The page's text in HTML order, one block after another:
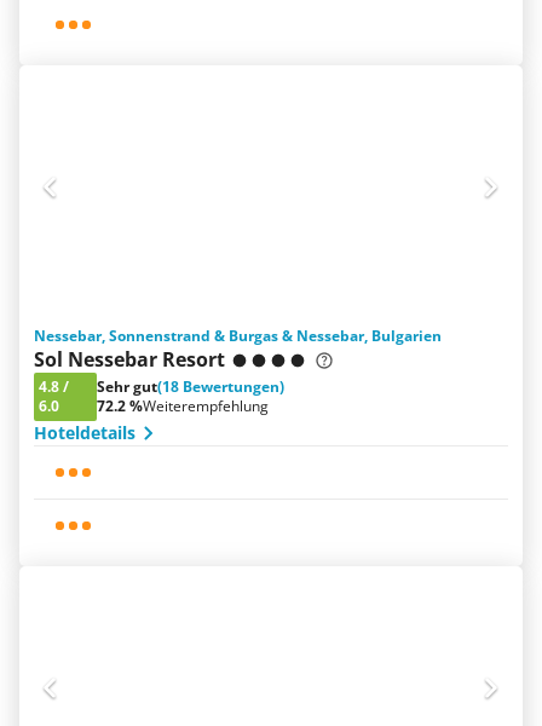
Nessebar, Sonnenstrand & Burgas & Nessebar, Bulgarien
Sol Nessebar Resort
4.8/
6.0
Sehr gut(18 Bewertungen)
72.2 %Weiterempfehlung
Hoteldetails